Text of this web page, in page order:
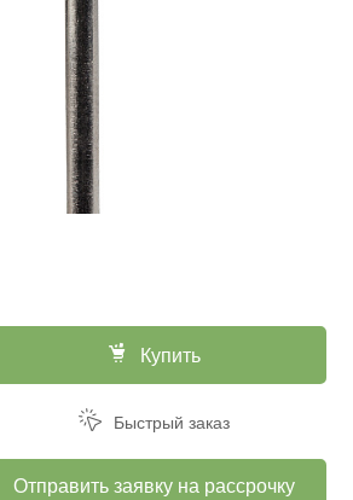
Купить
Быстрый заказ
Отправить заявку на рассрочку